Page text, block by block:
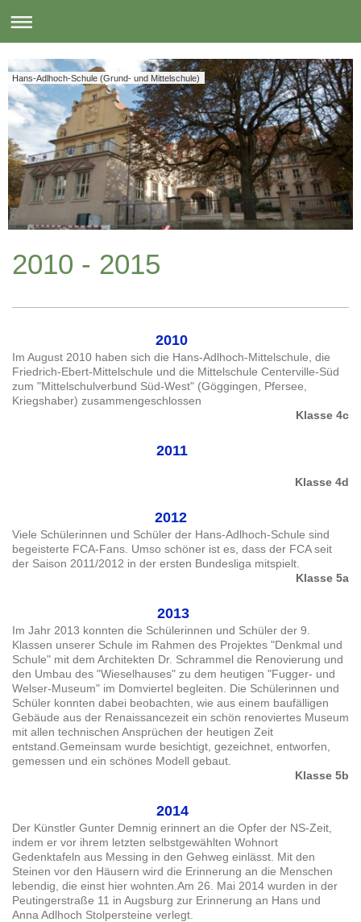
Hans-Adlhoch-Schule (Grund- und Mittelschule)
2010 - 2015
2010
Im August 2010 haben sich die Hans-Adlhoch-Mittelschule, die
Friedrich-Ebert-Mittelschule und die Mittelschule Centerville-Süd
zum "Mittelschulverbund Süd-West" (Göggingen, Pfersee,
Kriegshaber) zusammengeschlossen
Klasse 4c
2011
Klasse 4d
2012
Viele Schülerinnen und Schüler der Hans-Adlhoch-Schule sind
begeisterte FCA-Fans. Umso schöner ist es, dass der FCA seit
der Saison 2011/2012 in der ersten Bundesliga mitspielt.
Klasse 5a
2013
Im Jahr 2013 konnten die Schülerinnen und Schüler der 9.
Klassen unserer Schule im Rahmen des Projektes "Denkmal und
Schule" mit dem Architekten Dr. Schrammel die Renovierung und
den Umbau des "Wieselhauses" zu dem heutigen "Fugger- und
Welser-Museum" im Domviertel begleiten. Die Schülerinnen und
Schüler konnten dabei beobachten, wie aus einem baufälligen
Gebäude aus der Renaissancezeit ein schön renoviertes Museum
mit allen technischen Ansprüchen der heutigen Zeit
entstand.Gemeinsam wurde besichtigt, gezeichnet, entworfen,
gemessen und ein schönes Modell gebaut.
Klasse 5b
2014
Der Künstler Gunter Demnig erinnert an die Opfer der NS-Zeit,
indem er vor ihrem letzten selbstgewählten Wohnort
Gedenktafeln aus Messing in den Gehweg einlässt. Mit den
Steinen vor den Häusern wird die Erinnerung an die Menschen
lebendig, die einst hier wohnten.Am 26. Mai 2014 wurden in der
Peutingerstraße 11 in Augsburg zur Erinnerung an Hans und
Anna Adlhoch Stolpersteine verlegt.